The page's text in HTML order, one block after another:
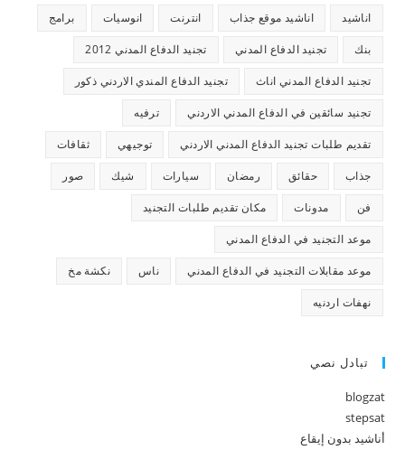
اناشيد اناشيد موقع جذاب انترنت انوسيات برامج
بنك تجنيد الدفاع المدني تجنيد الدفاع المدني 2012
تجنيد الدفاع المدني اناث تجنيد الدفاع المندي الاردني ذكور
تجنيد سائقين في الدفاع المدني الاردني ترفيه
تقديم طلبات تجنيد الدفاع المدني الاردني توجيهي ثقافات
جذاب حقائق رمضان سيارات شيك صور
فن مدونات مكان تقديم طلبات التجنيد
موعد التجنيد في الدفاع المدني
موعد مقابلات التجنيد في الدفاع المدني ناس نكشة مخ
نهفات اردنيه
تبادل نصي
blogzat
stepsat
أناشيد بدون إيقاع